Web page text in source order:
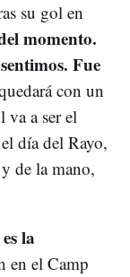
su gol en
momento.
Fue
con un
va a ser el
día del Rayo,
de la mano,
la
en el Camp